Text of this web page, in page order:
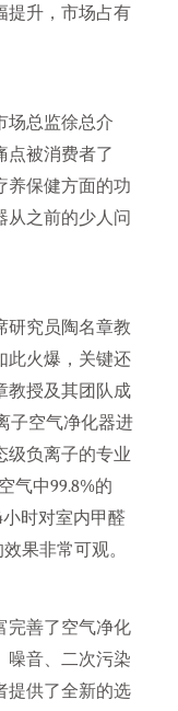
提升，市场占有
场总监徐总介
点被消费者了
养保健方面的功
从之前的少人问
研究员陶名章教
此火爆，关键还
教授及其团队成
子空气净化器进
级负离子的专业
气中99.8%的
小时对室内甲醛
果非常可观。
完善了空气净化
噪音、二次污染
提供了全新的选